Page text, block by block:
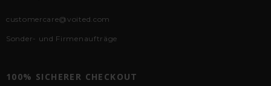
customercare@voited.com
Sonder- und Firmenaufträge
100% SICHERER CHECKOUT